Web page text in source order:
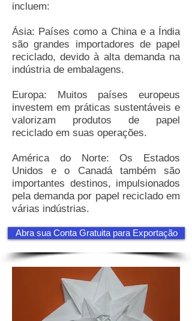
incluem:
Ásia: Países como a China e a Índia
são grandes importadores de papel
reciclado, devido à alta demanda na
indústria de embalagens.
Europa: Muitos países europeus
investem em práticas sustentáveis e
valorizam produtos de papel
reciclado em suas operações.
América do Norte: Os Estados
Unidos e o Canadá também são
importantes destinos, impulsionados
pela demanda por papel reciclado em
várias indústrias.
Abra sua Conta Gratuita para Exportação